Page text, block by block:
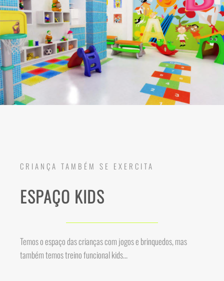
CRIANÇA TAMBÉM SE EXERCITA
ESPAÇO KIDS
Temos o espaço das crianças com jogos e brinquedos, mas
também temos treino funcional kids...